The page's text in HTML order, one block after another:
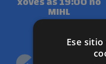
MIHL
Ese